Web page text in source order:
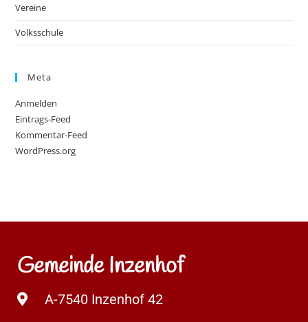
Vereine
Volksschule
Meta
Anmelden
Eintrags-Feed
Kommentar-Feed
WordPress.org
Gemeinde Inzenhof
A-7540 Inzenhof 42